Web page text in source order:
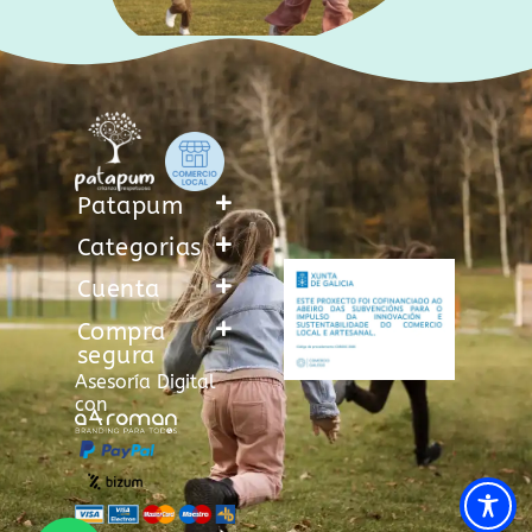
Patapum
Categorias
Cuenta
Compra
segura
Asesoría Digital
con